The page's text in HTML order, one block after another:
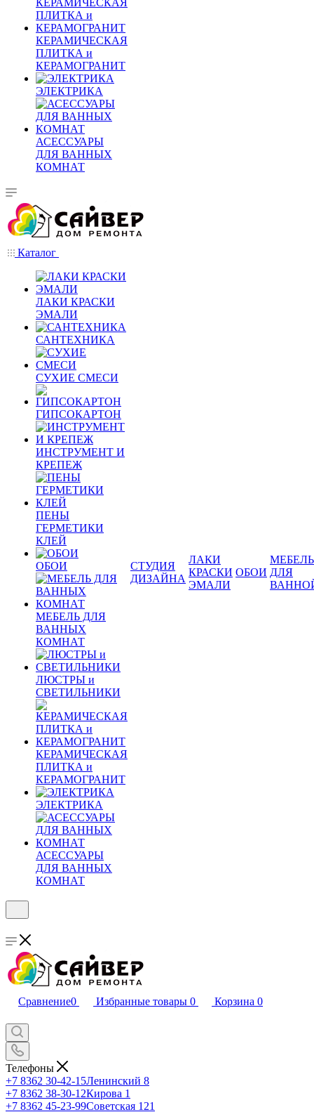
КЕРАМИЧЕСКАЯ
ПЛИТКА и
КЕРАМОГРАНИТ
ЭЛЕКТРИКА
АСЕССУАРЫ
ДЛЯ ВАННЫХ
КОМНАТ
Каталог
ЛАКИ КРАСКИ
ЭМАЛИ
САНТЕХНИКА
СУХИЕ СМЕСИ
ГИПСОКАРТОН
ИНСТРУМЕНТ И
КРЕПЕЖ
ПЕНЫ
ГЕРМЕТИКИ
КЛЕЙ
ОБОИ
МЕБЕЛЬ ДЛЯ
ВАННЫХ
КОМНАТ
ЛЮСТРЫ и
СВЕТИЛЬНИКИ
КЕРАМИЧЕСКАЯ
ПЛИТКА и
КЕРАМОГРАНИТ
ЭЛЕКТРИКА
АСЕССУАРЫ
ДЛЯ ВАННЫХ
КОМНАТ
СТУДИЯ
ДИЗАЙНА
ЛАКИ
КРАСКИ
ЭМАЛИ
ОБОИ
МЕБЕЛЬ
ДЛЯ
Сравнение0 Избранные товары 0 Корзина 0
Телефоны
+7 8362 30-42-15Ленинский 8
+7 8362 38-30-12Кирова 1
+7 8362 45-23-99Советская 121